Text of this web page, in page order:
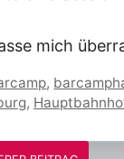
mich
,
,